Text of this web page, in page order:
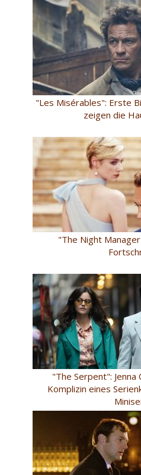
"Les Misérables": Erste
zeigen die
"The Night
"The Serpent": Jenna
Komplizin eines